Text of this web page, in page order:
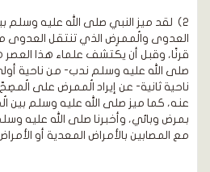
2) لقد ميز النبي صلى الله عليه وسلم
العدوى والُممرِض الذي تنتقل العدوى
قرنًا، وقبل أن يكتشف علماء هذا
صلى الله عليه وسلم ندب- من ناحية
ناحية ثانية- عن إيراد الُممرض على
عنه، كما ميز صلى الله عليه وسلم
بمرض وبائي، وأخبرنا صلى الله عليه
مع المصابين بالأمراض المعدية أو الأمراض